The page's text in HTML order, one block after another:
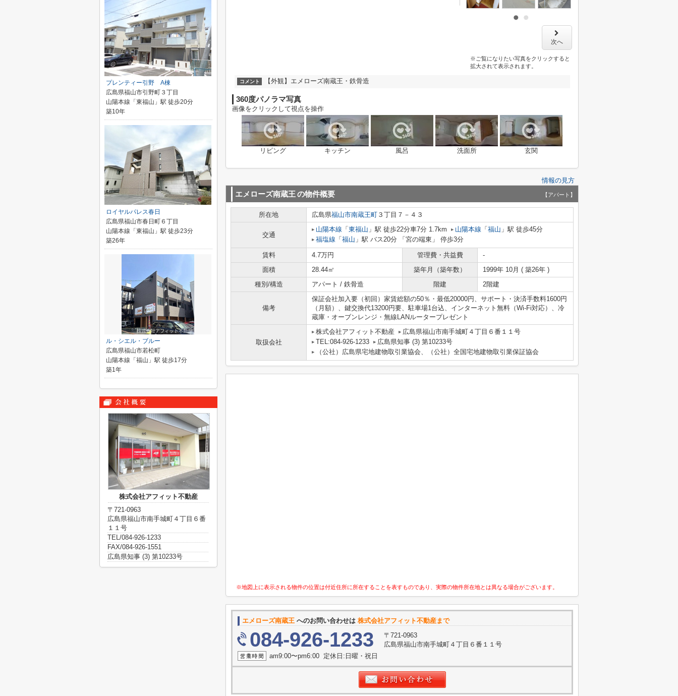
次へ
※ご覧になりたい写真をクリックすると
拡大されて表示されます。
コメント 【外観】エメローズ南蔵王・鉄骨造
360度パノラマ写真
画像をクリックして視点を操作
リビング キッチン 風呂 洗面所 玄関
情報の見方
エメローズ南蔵王 の物件概要 【アパート】
所在地 広島県福山市南蔵王町 ３丁目７－４３
交通
山陽本線 「 東福山 」駅 徒歩22分車7分 1.7km 山陽本線 「 福山 」駅 徒歩45分
福塩線 「 福山 」駅 バス20分 「宮の端東」 停歩3分
賃料 4.7万円 管理費・共益費
-
面積
28.44㎡ 築年月（築年数）
1999年 10月 ( 築26年 )
種別/構造
アパート / 鉄骨造 階建 2階建
備考
保証会社加入要（初回）家賃総額の50％・最低20000円、サポート・決済手数料1600円
（月額）、鍵交換代13200円要、駐車場1台込、インターネット無料（Wi-Fi対応）、冷
蔵庫・オーブンレンジ・無線LANルータープレゼント
取扱会社
株式会社アフィット不動産
広島県福山市南手城町４丁目６番１１号
TEL:084-926-1233
広島県知事 (3) 第10233号
（公社）広島県宅地建物取引業協会、（公社）全国宅地建物取引業保証協会
※地図上に表示される物件の位置は付近住所に所在することを表すものであり、実際の物件所在地とは異なる場合がございます。
エメローズ南蔵王 へのお問い合わせは 株式会社アフィット不動産まで
084-926-1233
〒721-0963
広島県福山市南手城町４丁目６番１１号
am9:00〜pm6:00 定休日:日曜・祝日
プレンティー引野 A棟
広島県福山市引野町３丁目
山陽本線「東福山」駅 徒歩20分
築10年
ロイヤルパレス春日
広島県福山市春日町６丁目
山陽本線「東福山」駅 徒歩23分
築26年
ル・シエル・ブルー
広島県福山市若松町
山陽本線「福山」駅 徒歩17分
築1年
株式会社アフィット不動産
〒721-0963
広島県福山市南手城町４丁目６番
１１号
TEL/084-926-1233
FAX/084-926-1551
広島県知事 (3) 第10233号